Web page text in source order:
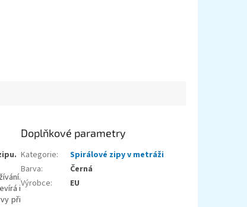
i
při
Doplňkové parametry
Kategorie:
Spirálové zipy v metráži
Barva:
Černá
Výrobce: EU